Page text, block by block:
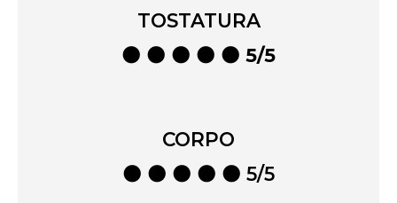
TOSTATURA
⚫ ⚫ ⚫ ⚫ ⚫ 5/5
CORPO
⚫ ⚫ ⚫ ⚫ ⚫ 5/5